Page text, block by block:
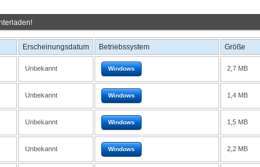
Erscheinungsdatum Betriebssystem Größe
Unbekannt Windows 2,7 MB
Unbekannt Windows 1,4 MB
Unbekannt Windows 1,5 MB
Unbekannt Windows 2,2 MB